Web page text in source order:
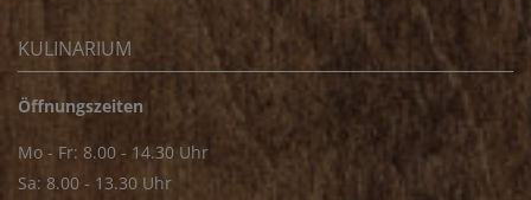
KULINARIUM
Öffnungszeiten
Mo - Fr: 8.00 - 14.30 Uhr
Sa: 8.00 - 13.30 Uhr